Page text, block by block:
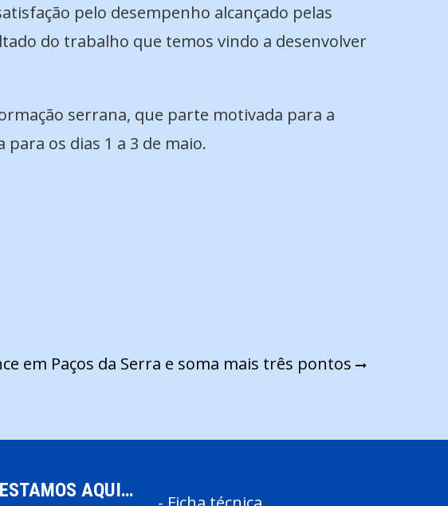
pelo desempenho alcançado pelas
do trabalho que temos vindo a desenvolver
serrana, que parte motivada para a
os dias 1 a 3 de maio.
em Paços da Serra e soma mais três pontos
AQUI…